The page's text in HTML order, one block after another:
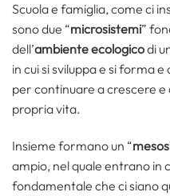
Scuola e famiglia, come ci
sono due “microsistemi”
dell’ambiente ecologicodi
in cui si sviluppa e si forma
per continuare a crescere
propria vita.
Insieme formano un “
ampio, nel quale entrano in
fondamentale che ci siano